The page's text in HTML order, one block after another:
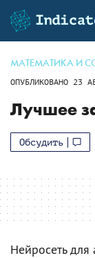
МАТЕМАТИКА И
ОПУБЛИКОВАНО 23
Лучшее
Обсудить
Нейросеть для